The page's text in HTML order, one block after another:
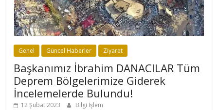
Genel Güncel Haberler Ziyaret
Başkanımız İbrahim DANACILAR Tüm
Deprem Bölgelerimize Giderek
İncelemelerde Bulundu!
12 Şubat 2023 Bilgi İşlem